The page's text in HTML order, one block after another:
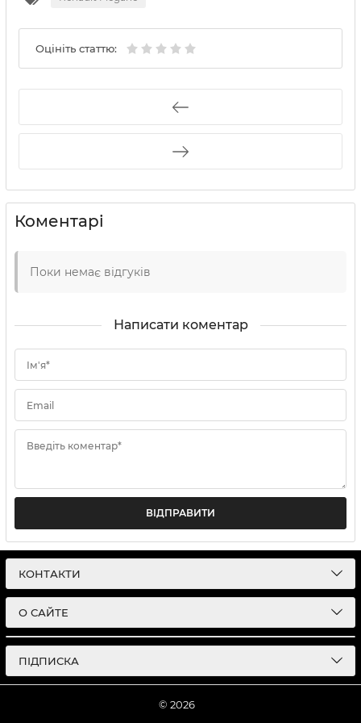
Оцініть статтю:
Коментарі
Поки немає відгуків
Написати коментар
Ім'я*
Email
Введіть коментар*
ВІДПРАВИТИ
КОНТАКТИ
О САЙТЕ
ПІДПИСКА
© 2026